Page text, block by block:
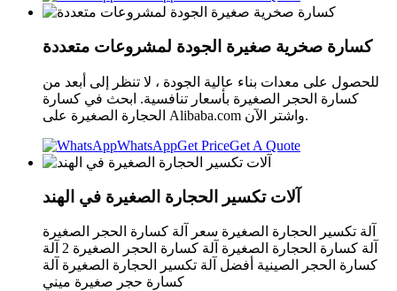
كسارة صخرية صغيرة الجودة لمشروعات متعددة
للحصول على معدات بناء عالية الجودة ، لا تنظر إلى أبعد من
كسارة الحجر الصغيرة بأسعار تنافسية. ابحث في كسارة
الحجارة الصغيرة على Alibaba.com واشتر الآن.
WhatsAppGet PriceGet A Quote
آلات تكسير الحجارة الصغيرة في الهند
آلة تكسير الحجارة الصغيرة سعر آلة كسارة الحجر الصغيرة
آلة كسارة الحجارة الصغيرة آلة كسارة الحجر الصغيرة 2 آلة
كسارة الحجر الصينية أفضل آلة تكسير الحجارة الصغيرة آلة
كسارة حجر صغيرة ميني